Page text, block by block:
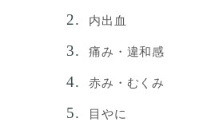
内出血
痛み・違和感
赤み・むくみ
目やに